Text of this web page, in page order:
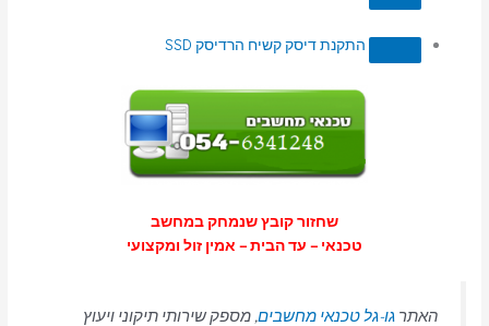
התקנת דיסק קשיח הרדיסק SSD
שחזור קובץ שנמחק במחשב
טכנאי – עד הבית – אמין זול ומקצועי
האתרגו-גל טכנאי מחשבים, מספק שירותי תיקוני ויעוץ